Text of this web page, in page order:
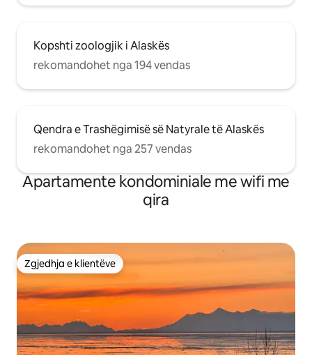
Kopshti zoologjik i Alaskës
rekomandohet nga 194 vendas
Qendra e Trashëgimisë së Natyrale të Alaskës
rekomandohet nga 257 vendas
Apartamente kondominiale me wifi me
qira
Zgjedhja e klientëve
Zgjedhja e klientëve